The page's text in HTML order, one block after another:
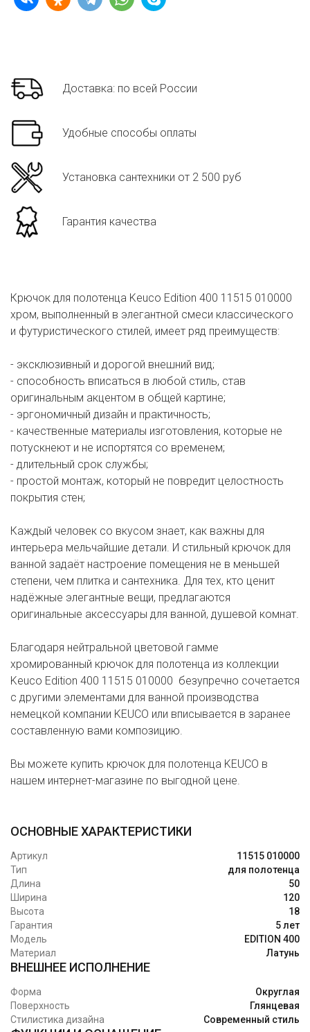
Доставка: по всей России
Удобные способы оплаты
Установка сантехники от 2 500 руб
Гарантия качества
Крючок для полотенца Keuco Edition 400 11515 010000
хром, выполненный в элегантной смеси классического
и футуристического стилей, имеет ряд преимуществ:
- эксклюзивный и дорогой внешний вид;
- способность вписаться в любой стиль, став
оригинальным акцентом в общей картине;
- эргономичный дизайн и практичность;
- качественные материалы изготовления, которые не
потускнеют и не испортятся со временем;
- длительный срок службы;
- простой монтаж, который не повредит целостность
покрытия стен;
Каждый человек со вкусом знает, как важны для
интерьера мельчайшие детали. И стильный крючок для
ванной задаёт настроение помещения не в меньшей
степени, чем плитка и сантехника. Для тех, кто ценит
надёжные элегантные вещи, предлагаются
оригинальные аксессуары для ванной, душевой комнат.
Благодаря нейтральной цветовой гамме
хромированный крючок для полотенца из коллекции
Keuco Edition 400 11515 010000 безупречно сочетается
с другими элементами для ванной производства
немецкой компании KEUCO или вписывается в заранее
составленную вами композицию.
Вы можете купить крючок для полотенца KEUCO в
нашем интернет-магазине по выгодной цене.
ОСНОВНЫЕ ХАРАКТЕРИСТИКИ
Артикул
11515 010000
Тип
для полотенца
Длина
50
Ширина
120
Высота
18
Гарантия
5 лет
Модель
EDITION 400
Материал
Латунь
ВНЕШНЕЕ ИСПОЛНЕНИЕ
Форма
Округлая
Поверхность
Глянцевая
Стилистика дизайна
Современный стиль